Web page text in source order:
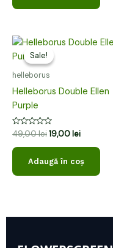
Sale!
Sale!
helleborus
Helleborus Double Ellen
Purple
Evaluat
la
0
din
49,00lei
Prețul
a
fost:
19,00 lei
Prețul
Adaugă în coș